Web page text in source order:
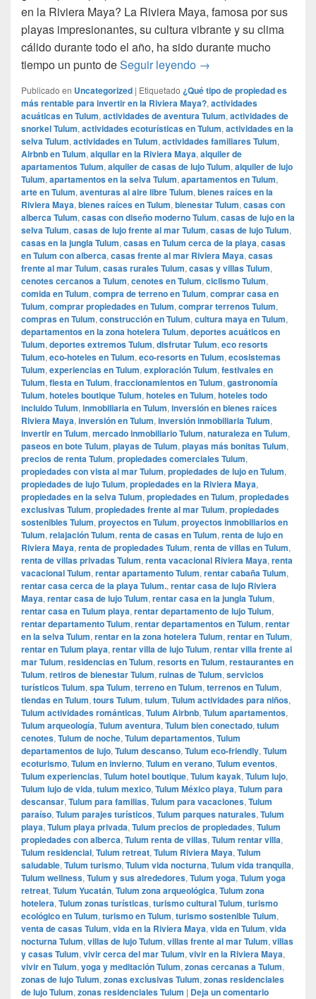
en la Riviera Maya? La Riviera Maya, famosa por sus
playas impresionantes, su cultura vibrante y su clima
cálido durante todo el año, ha sido durante mucho
tiempo un punto deSeguir leyendo ¿Qué tipo de
→
Publicado en Uncategorized | Etiquetado ¿Qué tipo de propiedad es
más rentable para invertir en la Riviera Maya?, actividades
acuáticas en Tulum, actividades de aventura Tulum, actividades de
snorkel Tulum, actividades ecoturísticas en Tulum, actividades en la
selva Tulum, actividades en Tulum, actividades familiares Tulum,
Airbnb en Tulum, alquilar en la Riviera Maya, alquiler de
apartamentos Tulum, alquiler de casas de lujo Tulum, alquiler de lujo
Tulum, apartamentos en la selva Tulum, apartamentos en Tulum,
arte en Tulum, aventuras al aire libre Tulum, bienes raíces en la
Riviera Maya, bienes raíces en Tulum, bienestar Tulum, casas con
alberca Tulum, casas con diseño moderno Tulum, casas de lujo en la
selva Tulum, casas de lujo frente al mar Tulum, casas de lujo Tulum,
casas en la jungla Tulum, casas en Tulum cerca de la playa, casas
en Tulum con alberca, casas frente al mar Riviera Maya, casas
frente al mar Tulum, casas rurales Tulum, casas y villas Tulum,
cenotes cercanos a Tulum, cenotes en Tulum, ciclismo Tulum,
comida en Tulum, compra de terreno en Tulum, comprar casa en
Tulum, comprar propiedades en Tulum, comprar terrenos Tulum,
compras en Tulum, construcción en Tulum, cultura maya en Tulum,
departamentos en la zona hotelera Tulum, deportes acuáticos en
Tulum, deportes extremos Tulum, disfrutar Tulum, eco resorts
Tulum, eco-hoteles en Tulum, eco-resorts en Tulum, ecosistemas
Tulum, experiencias en Tulum, exploración Tulum, festivales en
Tulum, fiesta en Tulum, fraccionamientos en Tulum, gastronomía
Tulum, hoteles boutique Tulum, hoteles en Tulum, hoteles todo
incluido Tulum, inmobiliaria en Tulum, inversión en bienes raíces
Riviera Maya, inversión en Tulum, inversión inmobiliaria Tulum,
invertir en Tulum, mercado inmobiliario Tulum, naturaleza en Tulum,
paseos en bote Tulum, playas de Tulum, playas más bonitas Tulum,
precios de renta Tulum, propiedades comerciales Tulum,
propiedades con vista al mar Tulum, propiedades de lujo en Tulum,
propiedades de lujo Tulum, propiedades en la Riviera Maya,
propiedades en la selva Tulum, propiedades en Tulum, propiedades
exclusivas Tulum, propiedades frente al mar Tulum, propiedades
sostenibles Tulum, proyectos en Tulum, proyectos inmobiliarios en
Tulum, relajación Tulum, renta de casas en Tulum, renta de lujo en
Riviera Maya, renta de propiedades Tulum, renta de villas en Tulum,
renta de villas privadas Tulum, renta vacacional Riviera Maya, renta
vacacional Tulum, rentar apartamento Tulum, rentar cabaña Tulum,
rentar casa cerca de la playa Tulum., rentar casa de lujo Riviera
Maya, rentar casa de lujo Tulum, rentar casa en la jungla Tulum,
rentar casa en Tulum playa, rentar departamento de lujo Tulum,
rentar departamento Tulum, rentar departamentos en Tulum, rentar
en la selva Tulum, rentar en la zona hotelera Tulum, rentar en Tulum,
rentar en Tulum playa, rentar villa de lujo Tulum, rentar villa frente al
mar Tulum, residencias en Tulum, resorts en Tulum, restaurantes en
Tulum, retiros de bienestar Tulum, ruinas de Tulum, servicios
turísticos Tulum, spa Tulum, terreno en Tulum, terrenos en Tulum,
tiendas en Tulum, tours Tulum, tulum, Tulum actividades para niños,
Tulum actividades románticas, Tulum Airbnb, Tulum apartamentos,
Tulum arqueología, Tulum aventura, Tulum bien conectado, tulum
cenotes, Tulum de noche, Tulum departamentos, Tulum
departamentos de lujo, Tulum descanso, Tulum eco-friendly, Tulum
ecoturismo, Tulum en invierno, Tulum en verano, Tulum eventos,
Tulum experiencias, Tulum hotel boutique, Tulum kayak, Tulum lujo,
Tulum lujo de vida, tulum mexico, Tulum México playa, Tulum para
descansar, Tulum para familias, Tulum para vacaciones, Tulum
paraíso, Tulum parajes turísticos, Tulum parques naturales, Tulum
playa, Tulum playa privada, Tulum precios de propiedades, Tulum
propiedades con alberca, Tulum renta de villas, Tulum rentar villa,
Tulum residencial, Tulum retreat, Tulum Riviera Maya, Tulum
saludable, Tulum turismo, Tulum vida nocturna, Tulum vida tranquila,
Tulum wellness, Tulum y sus alrededores, Tulum yoga, Tulum yoga
retreat, Tulum Yucatán, Tulum zona arqueológica, Tulum zona
hotelera, Tulum zonas turísticas, turismo cultural Tulum, turismo
ecológico en Tulum, turismo en Tulum, turismo sostenible Tulum,
venta de casas Tulum, vida en la Riviera Maya, vida en Tulum, vida
nocturna Tulum, villas de lujo Tulum, villas frente al mar Tulum, villas
y casas Tulum, vivir cerca del mar Tulum, vivir en la Riviera Maya,
vivir en Tulum, yoga y meditación Tulum, zonas cercanas a Tulum,
zonas de lujo Tulum, zonas exclusivas Tulum, zonas residenciales
de lujo Tulum, zonas residenciales Tulum | Deja un comentario